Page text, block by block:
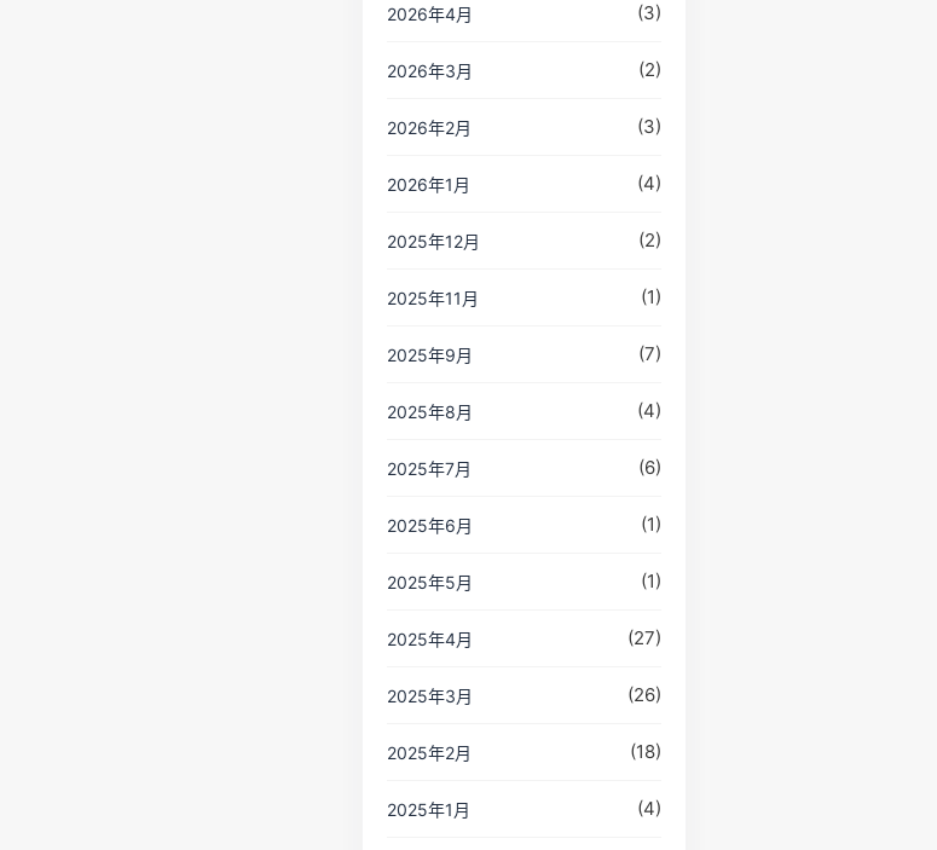
2026年4月 (3)
2026年3月 (2)
2026年2月 (3)
2026年1月 (4)
2025年12月 (2)
2025年11月 (1)
2025年9月 (7)
2025年8月 (4)
2025年7月 (6)
2025年6月 (1)
2025年5月 (1)
2025年4月 (27)
2025年3月 (26)
2025年2月 (18)
2025年1月 (4)